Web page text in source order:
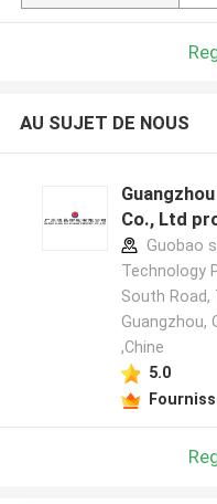
AU SUJET DE NOUS
Co., Ltd
Guobao
Technology
South Road,
Guangzhou,
,Chine
5.0